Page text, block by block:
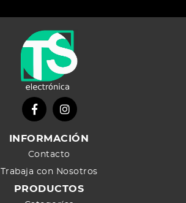
INFORMACIÓN
Contacto
Trabaja con Nosotros
PRODUCTOS